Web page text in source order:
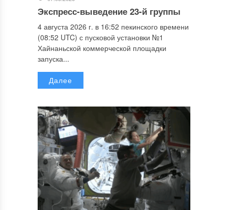
Экспресс-выведение 23-й группы
4 августа 2026 г. в 16:52 пекинского времени
(08:52 UTC) с пусковой установки №1
Хайнаньской коммерческой площадки
запуска...
Далее